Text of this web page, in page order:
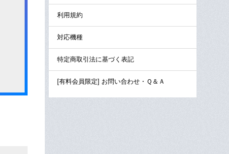
利用規約
対応機種
特定商取引法に基づく表記
[有料会員限定] お問い合わせ・Ｑ＆Ａ